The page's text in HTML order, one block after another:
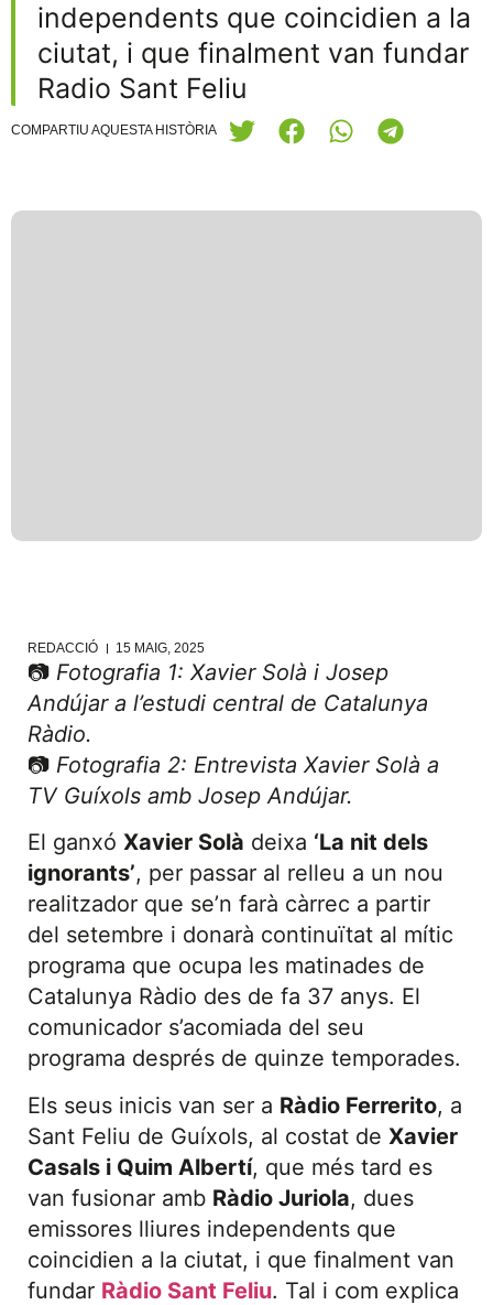
independents que coincidien a la
ciutat, i que finalment van fundar
Radio Sant Feliu
COMPARTIU AQUESTA HISTÒRIA
REDACCIÓ 15 MAIG, 2025
📷 Fotografia 1: Xavier Solà i Josep
Andújar a l’estudi central de Catalunya
Ràdio.
📷 Fotografia 2: Entrevista Xavier Solà a
TV Guíxols amb Josep Andújar.
El ganxó Xavier Solà deixa ‘La nit dels
ignorants’, per passar al relleu a un nou
realitzador que se’n farà càrrec a partir
del setembre i donarà continuïtat al mític
programa que ocupa les matinades de
Catalunya Ràdio des de fa 37 anys. El
comunicador s’acomiada del seu
programa després de quinze temporades.
Els seus inicis van ser a Ràdio Ferrerito, a
Sant Feliu de Guíxols, al costat de Xavier
Casals i Quim Albertí, que més tard es
van fusionar amb Ràdio Juriola, dues
emissores lliures independents que
coincidien a la ciutat, i que finalment van
fundar Ràdio Sant Feliu. Tal i com explica